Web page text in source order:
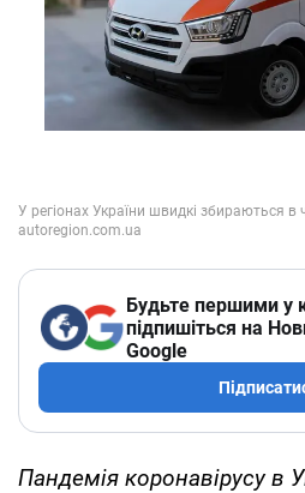
Будьте першими у
підпишіться на
Google
Пандемія коронавірусу в